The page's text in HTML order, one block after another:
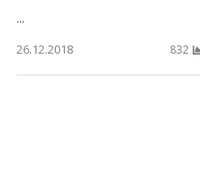
...
26.12.2018
832